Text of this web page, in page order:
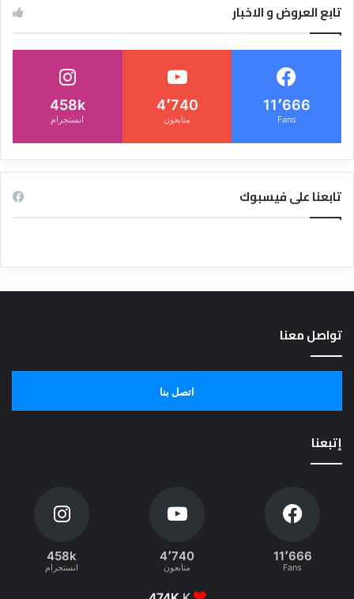
تابع العروض و الاخبار
11٬666
Fans
4٬740
متابعون
458k
انستجرام
تابعنا على فيسبوك
تواصل معنا
اتصل بنا
إتبعنا
11٬666
Fans
4٬740
متابعون
458k
انستجرام